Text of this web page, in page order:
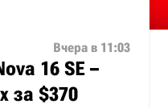
Вчера в 11:03
16 SE –
за $370